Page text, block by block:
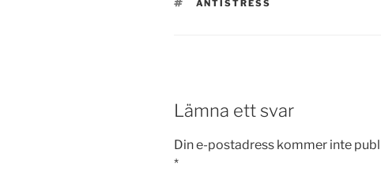
TAGGAR
ANTISTRESS
Lämna ett svar
Din e-postadress kommer inte
*